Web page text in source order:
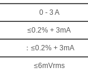
0 - 3 A
≤0.2% + 3mA
：≤0.2% + 3mA
≤6mVrms